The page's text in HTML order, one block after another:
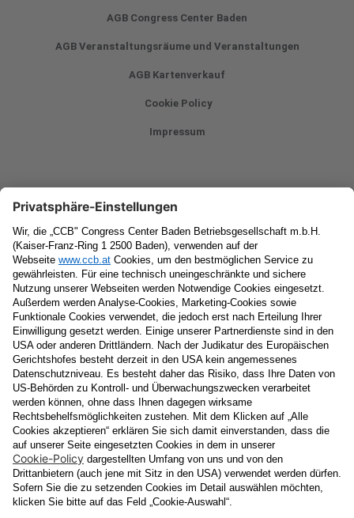
AGB Congress Center Baden
AGB Veranstaltungsräume und Veranstaltungen
AGB Kartenverkauf
Cookie Policy
Impressum
Newsletter
Vorname
Nachname
E-Mail
Datenschutzerklärung
Ja , ich erlaube, dass meine personenbezogenen Daten, nämlich
Name undE-Mail-Adressefür personalisierte Zusendungen per E-
Mail, die Informationen über Events und das
Veranstaltungsprogramm vom Congress Center Baden
enthalten, von der "CCB" Congress Center Baden
Betriebsgesellschaft m.b.H. verarbeitet werden.
Die Verarbeitung meiner Daten erfolgt entsprechend der
Datenschutzerklärung der Casinos Austria Aktiengesellschaft und